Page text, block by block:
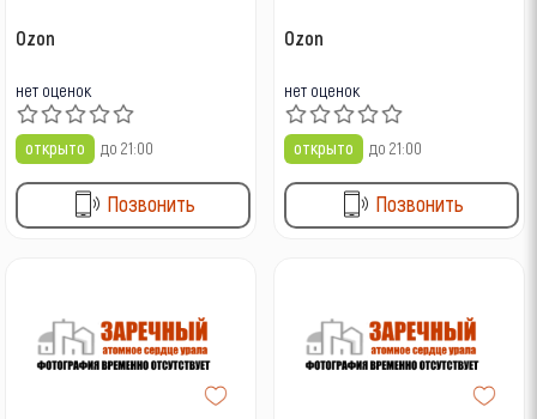
Ozon
нет оценок
открыто до 21:00
Позвонить
Ozon
нет оценок
открыто до 21:00
Позвонить